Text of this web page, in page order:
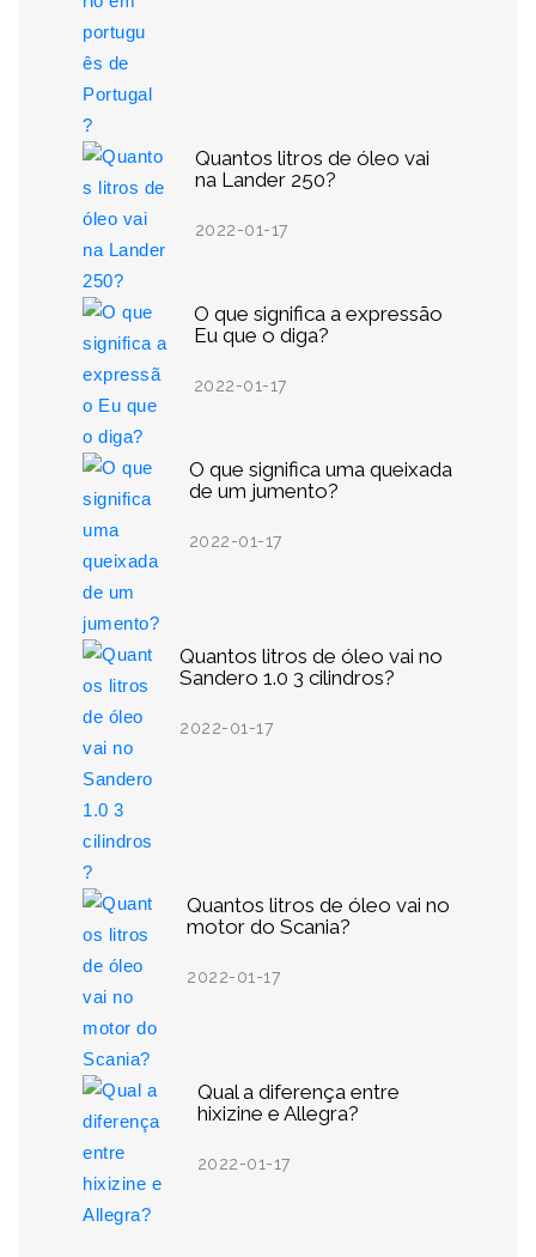
Quantos litros de óleo vai
na Lander 250?
2022-01-17
O que significa a expressão
Eu que o diga?
2022-01-17
O que significa uma queixada
de um jumento?
2022-01-17
Quantos litros de óleo vai no
Sandero 1.0 3 cilindros?
2022-01-17
Quantos litros de óleo vai no
motor do Scania?
2022-01-17
Qual a diferença entre
hixizine e Allegra?
2022-01-17